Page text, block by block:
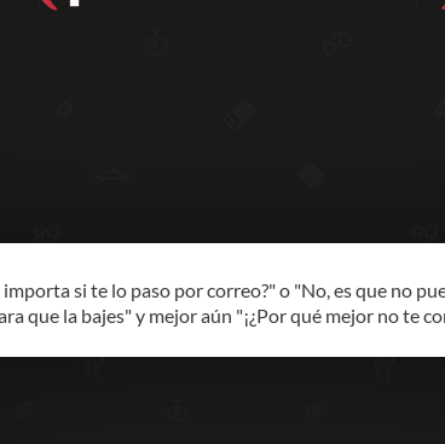
importa si te lo paso por correo?" o "No, es que no
que la bajes" y mejor aún "¡¿Por qué mejor no te